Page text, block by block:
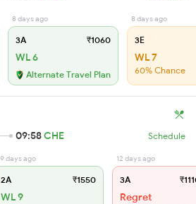
8 days ago
3A ₹1060
WL 6
Alternate Travel Plan
8 days ago
3E
WL 7
60% Chance
09:58CHE Schedule
days ago
2A ₹1550
WL 9
12 days ago
3A
Regret